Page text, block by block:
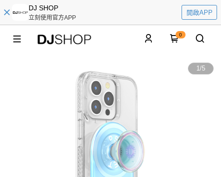
DJ SHOP
立刻使用官方APP
開啟APP
0
1/5